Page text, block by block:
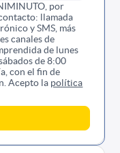
por
llamada
y SMS, más
canales de
de lunes
de 8:00
con el fin de
Acepto la política